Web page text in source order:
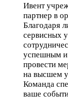
Ивент
партнер в
Благодаря
сервисных
успешным и
провести
на высшем
Команда
ваше